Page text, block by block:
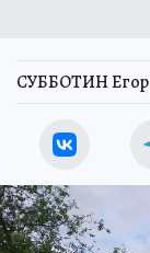
СУББОТИН Егор